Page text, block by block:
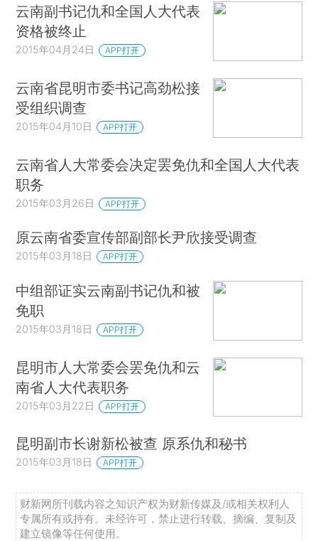
云南副书记仇和全国人大代表
资格被终止
2015年04月24日 APP打开
云南省昆明市委书记高劲松接
受组织调查
2015年04月10日 APP打开
云南省人大常委会决定罢免仇和全国人大代表
职务
2015年03月26日 APP打开
原云南省委宣传部副部长尹欣接受调查
2015年03月18日 APP打开
中组部证实云南副书记仇和被
免职
2015年03月18日 APP打开
昆明市人大常委会罢免仇和云
南省人大代表职务
2015年03月22日 APP打开
昆明副市长谢新松被查 原系仇和秘书
2015年03月18日 APP打开
财新网所刊载内容之知识产权为财新传媒及/或相关权利人
专属所有或持有。未经许可，禁止进行转载、摘编、复制及
建立镜像等任何使用。